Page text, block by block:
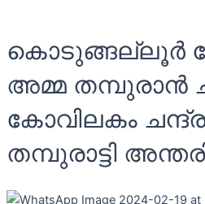
കൊടുങ്ങല്ലൂർ
അമ്മ തമ്പുരാൻ
കോവിലകം
തമ്പുരാട്ടി